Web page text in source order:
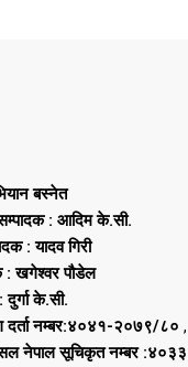
बस्नेत
: आदिम के.सी.
: यादव गिरी
: खगेश्वर पौडेल
के.सी.
दर्ता नम्बर:४०४१-२०७९/८० ,
नेपाल सूचिकृत नम्बर :४०३३